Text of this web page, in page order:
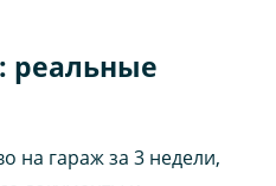
реальные
на гараж за 3 недели,